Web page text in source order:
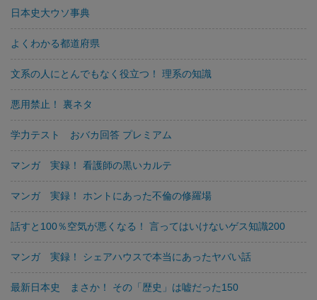
日本史大ウソ事典
よくわかる都道府県
文系の人にとんでもなく役立つ！ 理系の知識
悪用禁止！ 裏ネタ
学力テスト おバカ回答 プレミアム
マンガ 実録！ 看護師の黒いカルテ
マンガ 実録！ ホントにあった不倫の修羅場
話すと100％空気が悪くなる！ 言ってはいけないゲス知識200
マンガ 実録！ シェアハウスで本当にあったヤバい話
最新日本史 まさか！ その「歴史」は嘘だった150